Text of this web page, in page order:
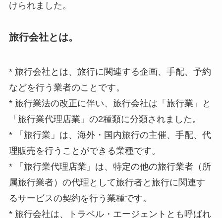
けられました。
旅行会社とは。
* 旅行会社とは、旅行に関連する企画、手配、予約
などを行う業者のことです。
* 旅行業法の改正に伴い、旅行会社は「旅行業」と
「旅行業代理店業」の2種類に分類されました。
* 「旅行業」は、海外・国内旅行の主催、手配、代
理販売を行うことができる業種です。
* 「旅行業代理店業」は、特定の他の旅行業者（所
属旅行業者）の代理として旅行者と旅行に関連す
るサービスの契約を行う業種です。
* 旅行会社は、トラベル・エージェントとも呼ばれ